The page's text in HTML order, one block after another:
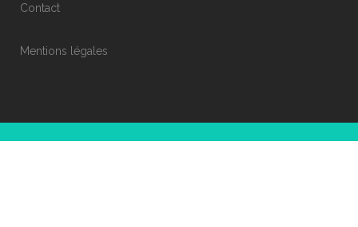
Contact
Mentions légales